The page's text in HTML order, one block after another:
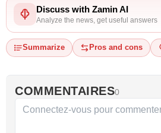
Discuss with Zamin AI
Analyze the news, get useful answers
Summarize Pros and cons
COMMENTAIRES0